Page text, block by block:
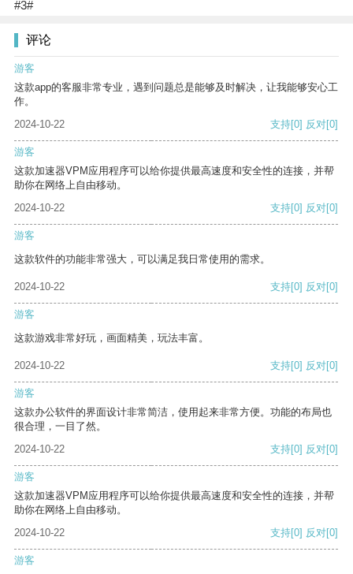
#3#
评论
游客
这款app的客服非常专业，遇到问题总是能够及时解决，让我能够安心工
作。
2024-10-22
支持[0] 反对[0]
游客
这款加速器VPM应用程序可以给你提供最高速度和安全性的连接，并帮
助你在网络上自由移动。
2024-10-22
支持[0] 反对[0]
游客
这款软件的功能非常强大，可以满足我日常使用的需求。
2024-10-22 支持[0] 反对[0]
游客
这款游戏非常好玩，画面精美，玩法丰富。
2024-10-22 支持[0] 反对[0]
游客
这款办公软件的界面设计非常简洁，使用起来非常方便。功能的布局也
很合理，一目了然。
2024-10-22
支持[0] 反对[0]
游客
这款加速器VPM应用程序可以给你提供最高速度和安全性的连接，并帮
助你在网络上自由移动。
2024-10-22
支持[0] 反对[0]
游客